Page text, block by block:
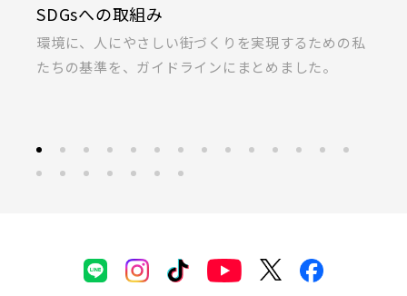
SDGsへの取組み
環境に、人にやさしい街づくりを実現するための私
たちの基準を、ガイドラインにまとめました。